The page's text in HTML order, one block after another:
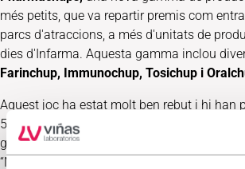
més petits, que va repartir premis com
parcs d'atraccions, a més d'unitats de
dies d'Infarma. Aquesta gamma inclou
Farinchup, Immunochup, Tosichup i
Aquest joc ha estat molt ben rebut i hi han
500 persones per als que ha estat una
gamma com reconeix Lorena, farmacèutica
“No coneixia Pharmachups, em sembla